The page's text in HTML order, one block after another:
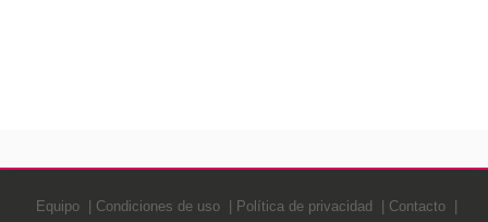
Equipo Condiciones de uso Política de privacidad Contacto